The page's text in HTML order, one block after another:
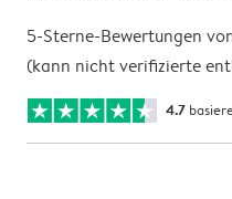
5-Sterne-Bewertungen
(kann nicht verifizierte
4.7